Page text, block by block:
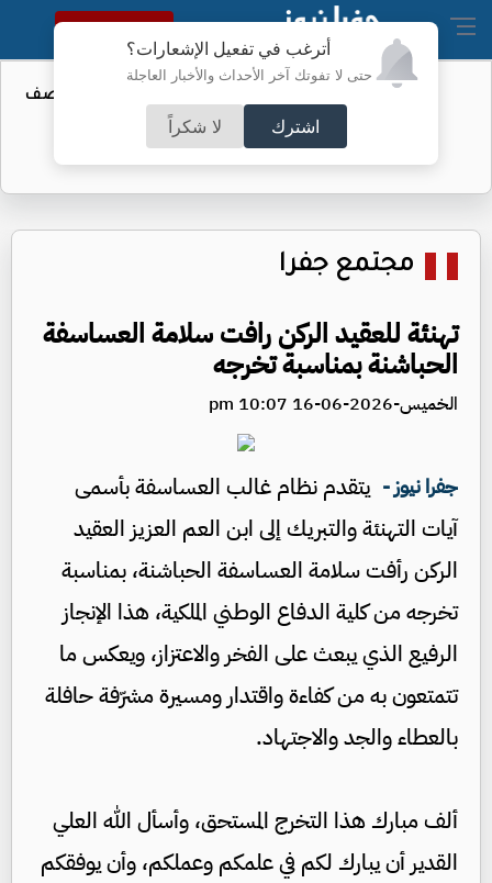
أترغب في تفعيل الإشعارات؟
حتى لا تفوتك آخر الأحداث والأخبار العاجلة
اشترك لا شكراً
النسخة الكاملة
محكمة أميركية تأمر "ميتا" بدفع قرابة نصف
مليار دولار
مجتمع جفرا
تهنئة للعقيد الركن رافت سلامة العساسفة
الحباشنة بمناسبة تخرجه
الخميس-2026-06-16 10:07 pm
جفرا نيوز - يتقدم نظام غالب العساسفة بأسمى
آيات التهنئة والتبريك إلى ابن العم العزيز العقيد
الركن رأفت سلامة العساسفة الحباشنة، بمناسبة
تخرجه من كلية الدفاع الوطني الملكية، هذا الإنجاز
الرفيع الذي يبعث على الفخر والاعتزاز، ويعكس ما
تتمتعون به من كفاءة واقتدار ومسيرة مشرّفة حافلة
بالعطاء والجد والاجتهاد.
ألف مبارك هذا التخرج المستحق، وأسأل الله العلي
القدير أن يبارك لكم في علمكم وعملكم، وأن يوفقكم